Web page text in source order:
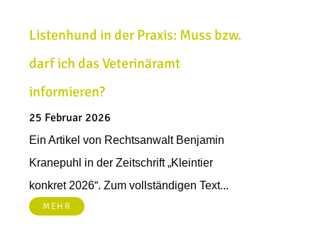
Listenhund in der Praxis: Muss bzw.
darf ich das Veterinäramt
informieren?
25 Februar 2026
Ein Artikel von Rechtsanwalt Benjamin
Kranepuhl in der Zeitschrift „Kleintier
konkret 2026“. Zum vollständigen Text...
MEHR